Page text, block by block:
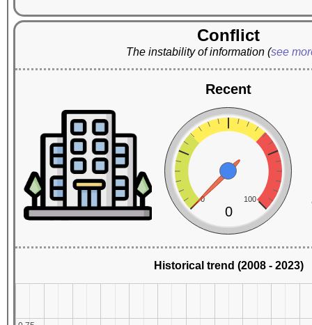
Conflict
The instability of information (see
Recent
0 100
0
Historical trend (2008 - 2023)